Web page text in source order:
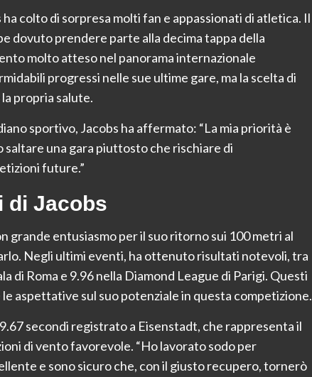
colto di sorpresa molti fan e appassionati di atletica. Il
dovuto prendere parte alla decima tappa della
molto atteso nel panorama internazionale
progressi nelle sue ultime gare, ma la scelta di
propria salute.
sportivo, Jacobs ha affermato: “La mia priorità è
una gara piuttosto che rischiare di
future.”
di Jacobs
grande entusiasmo per il suo ritorno sui 100 metri al
Negli ultimi eventi, ha ottenuto risultati notevoli, tra
di Roma e 9.96 nella Diamond League di Parigi. Questi
aspettative sul suo potenziale in questa competizione.
secondi registrato a Eisenstadt, che rappresenta il
di vento favorevole. “Ho lavorato sodo per
e sono sicuro che, con il giusto recupero, tornerò